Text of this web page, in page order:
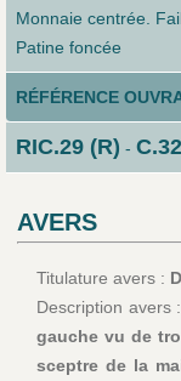
Monnaie centrée.
Patine foncée
RÉFÉRENCE
RIC.29 (R) - C.32
AVERS
Titulature avers :
Description avers :
gauche vu de
sceptre de la